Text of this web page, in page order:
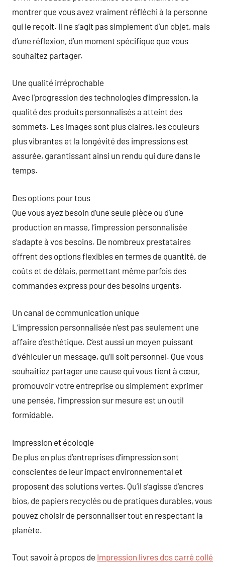
montrer que vous avez vraiment réfléchi à la personne
qui le reçoit. Il ne s’agit pas simplement d’un objet, mais
d’une réflexion, d’un moment spécifique que vous
souhaitez partager.
Une qualité irréprochable
Avec l’progression des technologies d’impression, la
qualité des produits personnalisés a atteint des
sommets. Les images sont plus claires, les couleurs
plus vibrantes et la longévité des impressions est
assurée, garantissant ainsi un rendu qui dure dans le
temps.
Des options pour tous
Que vous ayez besoin d’une seule pièce ou d’une
production en masse, l’impression personnalisée
s’adapte à vos besoins. De nombreux prestataires
offrent des options flexibles en termes de quantité, de
coûts et de délais, permettant même parfois des
commandes express pour des besoins urgents.
Un canal de communication unique
L’impression personnalisée n’est pas seulement une
affaire d’esthétique. C’est aussi un moyen puissant
d’véhiculer un message, qu’il soit personnel. Que vous
souhaitiez partager une cause qui vous tient à cœur,
promouvoir votre entreprise ou simplement exprimer
une pensée, l’impression sur mesure est un outil
formidable.
Impression et écologie
De plus en plus d’entreprises d’impression sont
conscientes de leur impact environnemental et
proposent des solutions vertes. Qu’il s’agisse d’encres
bios, de papiers recyclés ou de pratiques durables, vous
pouvez choisir de personnaliser tout en respectant la
planète.
Tout savoir à propos de Impression livres dos carré collé